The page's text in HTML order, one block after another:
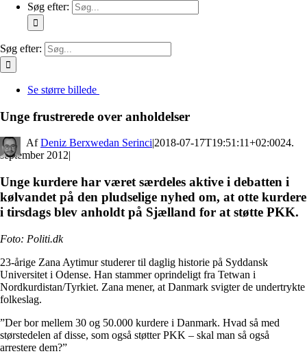
Søg efter:
Søg efter:
Se større billede
Unge frustrerede over anholdelser
By Deniz Berxwedan Serinci|2018-07-17T19:51:11+02:0024.
september 2012|
Unge kurdere har været særdeles aktive i debatten i
kølvandet på den pludselige nyhed om, at otte kurdere
i tirsdags blev anholdt på Sjælland for at støtte PKK.
Foto: Politi.dk
23-årige Zana Aytimur studerer til daglig historie på Syddansk
Universitet i Odense. Han stammer oprindeligt fra Tetwan i
Nordkurdistan/Tyrkiet. Zana mener, at Danmark svigter de undertrykte
folkeslag.
”Der bor mellem 30 og 50.000 kurdere i Danmark. Hvad så med
størstedelen af disse, som også støtter PKK – skal man så også
arrestere dem?”